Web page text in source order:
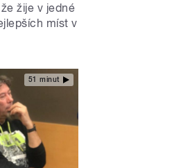
žije v jedné
míst v
51 minut